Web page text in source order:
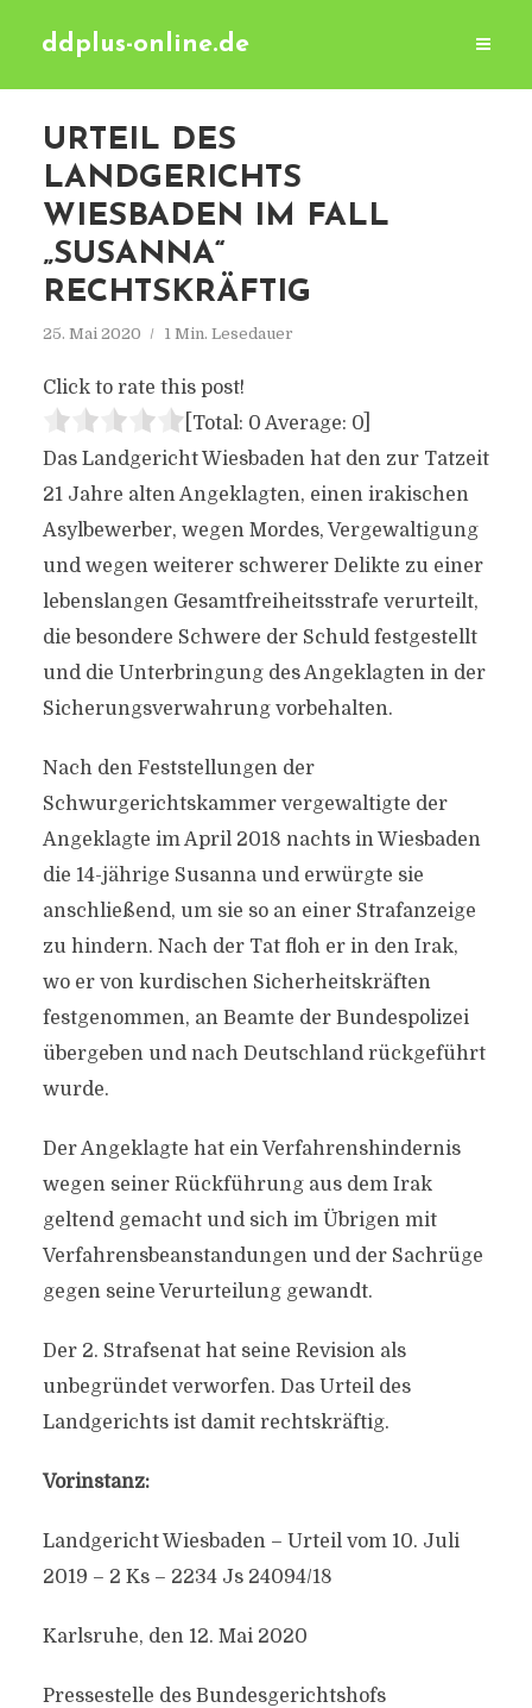
ddplus-online.de
URTEIL DES
LANDGERICHTS
WIESBADEN IM FALL
„SUSANNA“
RECHTSKRÄFTIG
25. Mai 2020 1 Min. Lesedauer
Click to rate this post!
[Total: 0 Average: 0]
Das Landgericht Wiesbaden hat den zur Tatzeit
21 Jahre alten Angeklagten, einen irakischen
Asylbewerber, wegen Mordes, Vergewaltigung
und wegen weiterer schwerer Delikte zu einer
lebenslangen Gesamtfreiheitsstrafe verurteilt,
die besondere Schwere der Schuld festgestellt
und die Unterbringung des Angeklagten in der
Sicherungsverwahrung vorbehalten.
Nach den Feststellungen der
Schwurgerichtskammer vergewaltigte der
Angeklagte im April 2018 nachts in Wiesbaden
die 14-jährige Susanna und erwürgte sie
anschließend, um sie so an einer Strafanzeige
zu hindern. Nach der Tat floh er in den Irak,
wo er von kurdischen Sicherheitskräften
festgenommen, an Beamte der Bundespolizei
übergeben und nach Deutschland rückgeführt
wurde.
Der Angeklagte hat ein Verfahrenshindernis
wegen seiner Rückführung aus dem Irak
geltend gemacht und sich im Übrigen mit
Verfahrensbeanstandungen und der Sachrüge
gegen seine Verurteilung gewandt.
Der 2. Strafsenat hat seine Revision als
unbegründet verworfen. Das Urteil des
Landgerichts ist damit rechtskräftig.
Vorinstanz:
Landgericht Wiesbaden – Urteil vom 10. Juli
2019 – 2 Ks – 2234 Js 24094/18
Karlsruhe, den 12. Mai 2020
Pressestelle des Bundesgerichtshofs